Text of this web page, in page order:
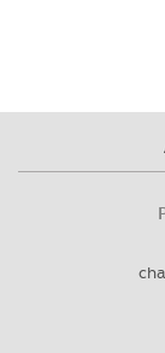
tecnologias
experiência de